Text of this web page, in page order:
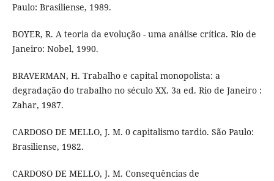
Paulo: Brasiliense, 1989.
BOYER, R. A teoria da evolução - uma análise crítica. Rio de
Janeiro: Nobel, 1990.
BRAVERMAN, H. Trabalho e capital monopolista: a
degradação do trabalho no século XX. 3a ed. Rio de Janeiro :
Zahar, 1987.
CARDOSO DE MELLO, J. M. 0 capitalismo tardio. São Paulo:
Brasiliense, 1982.
CARDOSO DE MELLO, J. M. Consequências de